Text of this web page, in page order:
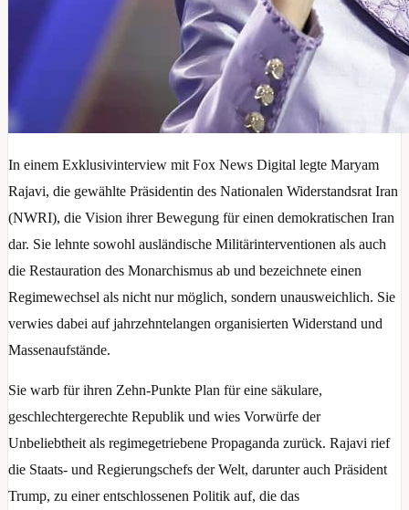
In einem Exklusivinterview mit Fox News Digital legte Maryam
Rajavi, die gewählte Präsidentin des Nationalen Widerstandsrat Iran
(NWRI), die Vision ihrer Bewegung für einen demokratischen Iran
dar. Sie lehnte sowohl ausländische Militärinterventionen als auch
die Restauration des Monarchismus ab und bezeichnete einen
Regimewechsel als nicht nur möglich, sondern unausweichlich. Sie
verwies dabei auf jahrzehntelangen organisierten Widerstand und
Massenaufstände.
Sie warb für ihren Zehn-Punkte Plan für eine säkulare,
geschlechtergerechte Republik und wies Vorwürfe der
Unbeliebtheit als regimegetriebene Propaganda zurück. Rajavi rief
die Staats- und Regierungschefs der Welt, darunter auch Präsident
Trump, zu einer entschlossenen Politik auf, die das